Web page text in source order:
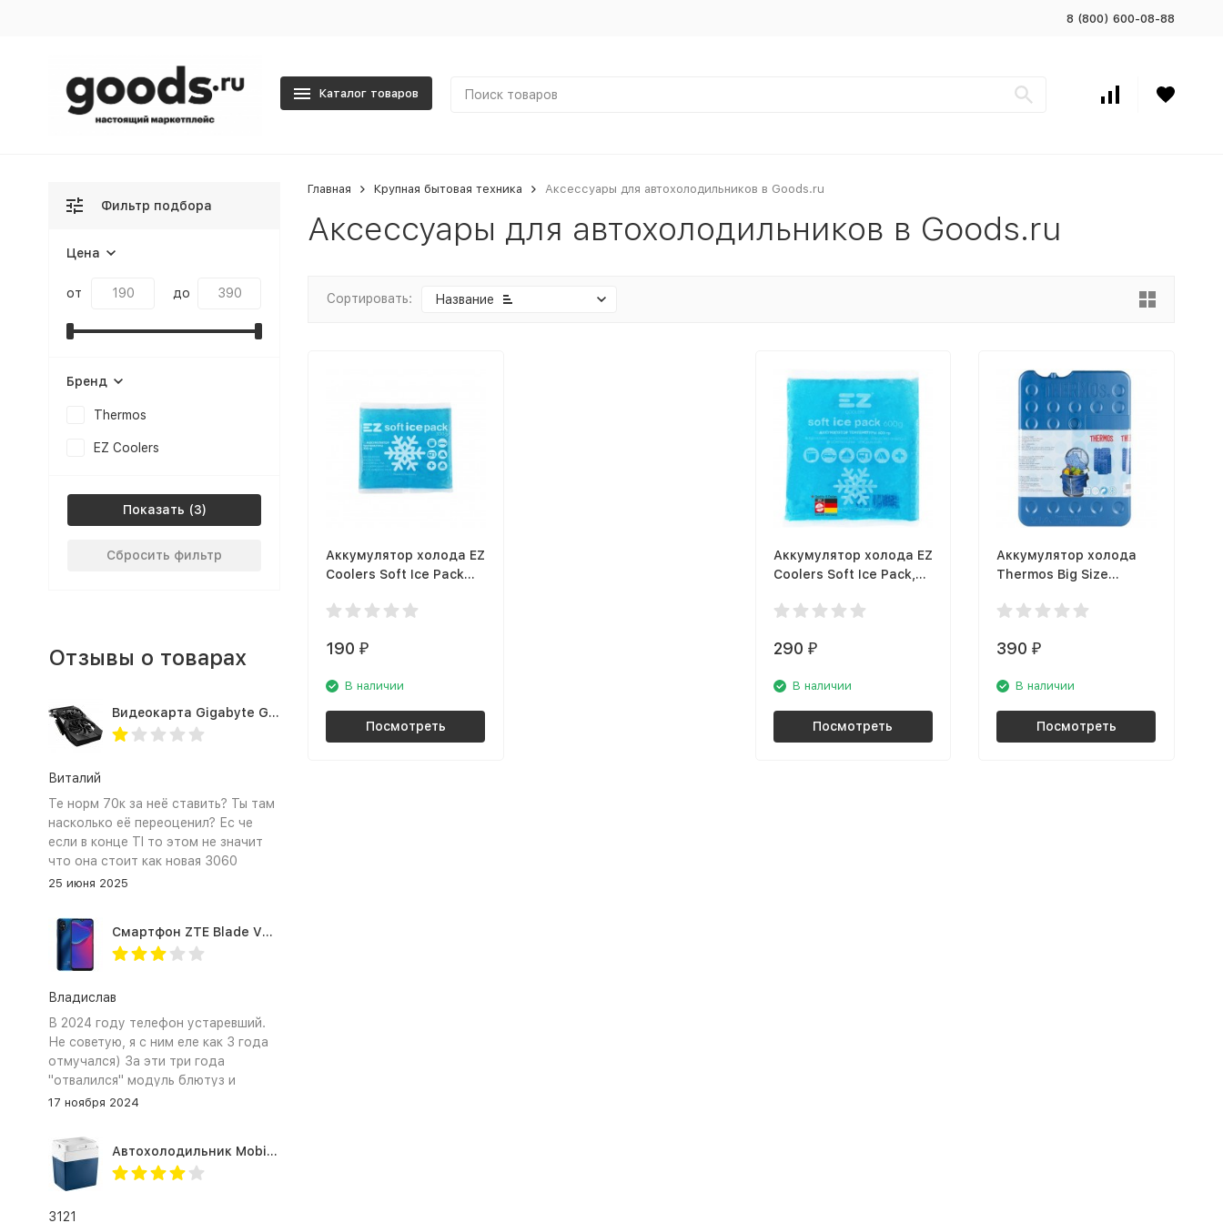
8 (800) 600-08-88
Каталог товаров
Главная Крупная бытовая техника Аксессуары для автохолодильников в Goods.ru
Аксессуары для автохолодильников в Goods.ru
Сортировать: Название
Аккумулятор холода EZ
Coolers Soft Ice Pack
190 ₽
В наличии
Посмотреть
Аккумулятор холода EZ
Coolers Soft Ice Pack,
290 ₽
В наличии
Посмотреть
Аккумулятор холода
Thermos Big Size
401618
390₽
В наличии
Посмотреть
Фильтр подбора
Цена
от до
Бренд
Thermos
EZ Coolers
Показать
Сбросить фильтр
Отзывы о товарах
Видеокарта Gigabyte GTX1660TI 6GB (GV-N166TOC-6GD 1.0A)
Виталий
Те норм 70к за неё ставить? Ты там
насколько её переоценил? Ес че
если в конце TI то этом не значит
что она стоит как новая 3060
25 июня 2025
Смартфон ZTE Blade V2020 Smart 64 Гб синий
Владислав
В 2024 году телефон устаревший.
Не советую, я с ним еле как 3 года
отмучался) За эти три года
"отвалился" модуль блютуз и
сканер отпечатка пальца
17 ноября 2024
Автохолодильник Mobicool MV26 AC/DC
3121